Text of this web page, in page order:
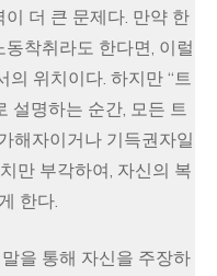
더 큰 문제다. 만약 한
착취라도 한다면, 이럴
위치이다. 하지만 “트
설명하는 순간, 모든 트
해자이거나 기득권자일
만 부각하여, 자신의 복
한다.
을 통해 자신을 주장하